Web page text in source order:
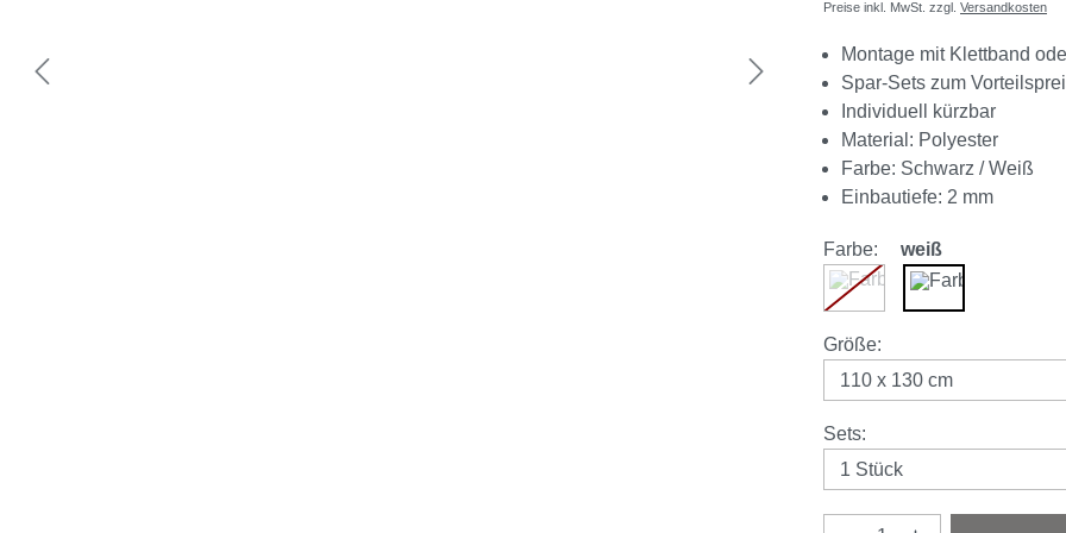
Preise inkl. MwSt. zzgl. Versandkosten
Montage mit Klettband
Spar-Sets zum
Individuell kürzbar
Material: Polyester
Farbe: Schwarz / Weiß
Einbautiefe: 2 mm
Farbe: weiß
schwarz
(Diese Option ist zurzeit
Größeauswählen
:
Setsauswählen
: